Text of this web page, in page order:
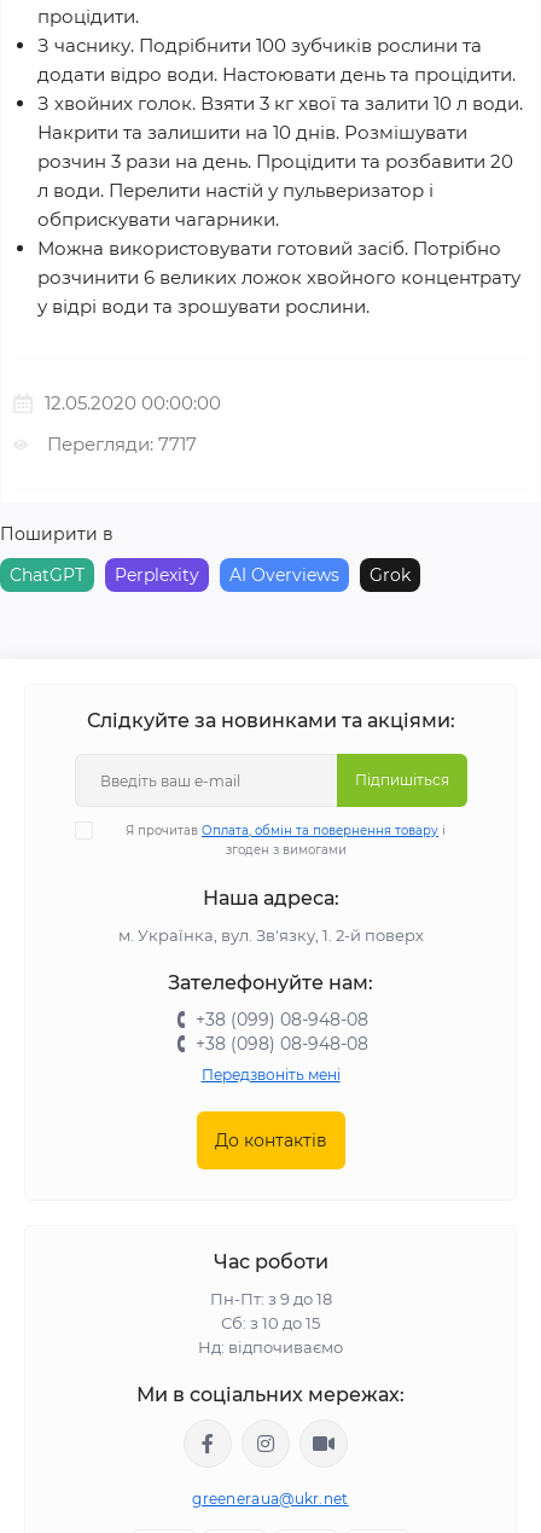
процідити.
З часнику. Подрібнити 100 зубчиків рослини та
додати відро води. Настоювати день та процідити.
З хвойних голок. Взяти 3 кг хвої та залити 10 л води.
Накрити та залишити на 10 днів. Розмішувати
розчин 3 рази на день. Процідити та розбавити 20
л води. Перелити настій у пульверизатор і
обприскувати чагарники.
Можна використовувати готовий засіб. Потрібно
розчинити 6 великих ложок хвойного концентрату
у відрі води та зрошувати рослини.
12.05.2020 00:00:00
Перегляди: 7717
Поширити в
ChatGPT
Perplexity AI Overviews Grok
Слідкуйте за новинками та акціями:
Підпишіться
Я прочитав Оплата, обмін та повернення товару і
згоден з вимогами
Наша адреса:
м. Українка, вул. Зв'язку, 1. 2-й поверх
Зателефонуйте нам:
+38 (099) 08-948-08
+38 (098) 08-948-08
Передзвоніть мені
До контактів
Час роботи
Пн-Пт: з 9 до 18
Сб: з 10 до 15
Нд: відпочиваємо
Ми в соціальних мережах:
greeneraua@ukr.net